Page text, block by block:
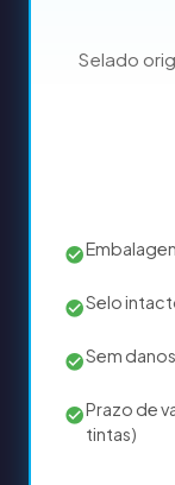
Selado
Selo
Sem
Prazo de
tintas)